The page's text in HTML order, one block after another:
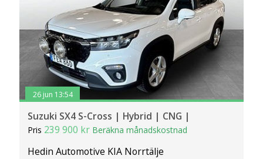
26 jun 13:54
Suzuki SX4 S-Cross | Hybrid | CNG |
Pris 239 900 kr Beräkna månadskostnad
Hedin Automotive KIA Norrtälje